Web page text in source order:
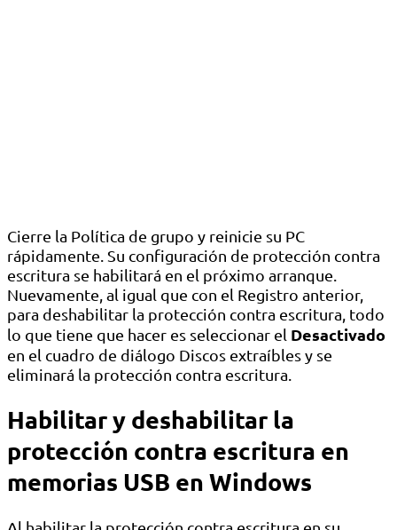
Cierre la Política de grupo y reinicie su PC
rápidamente. Su configuración de protección contra
escritura se habilitará en el próximo arranque.
Nuevamente, al igual que con el Registro anterior,
para deshabilitar la protección contra escritura, todo
lo que tiene que hacer es seleccionar el Desactivado
en el cuadro de diálogo Discos extraíbles y se
eliminará la protección contra escritura.
Habilitar y deshabilitar la
protección contra escritura en
memorias USB en Windows